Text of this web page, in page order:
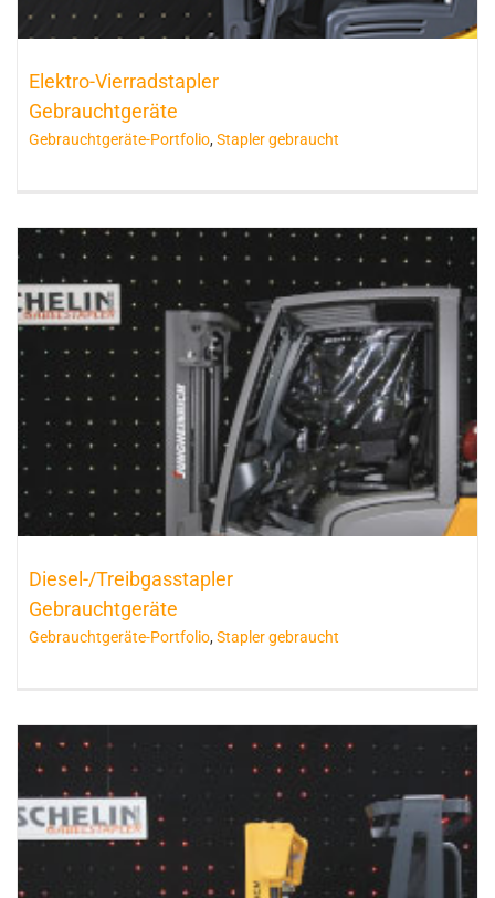
Elektro-Vierradstapler
Gebrauchtgeräte
Gebrauchtgeräte-Portfolio, Stapler gebraucht
Diesel-/Treibgasstapler
Gebrauchtgeräte
Gebrauchtgeräte-Portfolio, Stapler gebraucht